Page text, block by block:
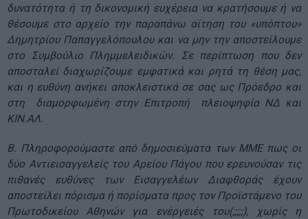
δυνατότητα ή τη δικονομική ευχέρεια να κρατήσουμε ή να
θέσουμε στο αρχείο την παραπάνω αίτηση του «υπόπτου»
Δημητρίου Παπαγγελόπουλου και να μην την αποστείλουμε
στο Συμβούλιο Πλημμελειδικών. Σε περίπτωση που δεν
αποσταλεί διαχωρίζουμε εμφατικά και ρητά τη θέση μας,
και η ευθύνη ανήκει αποκλειστικά σε σας ως Πρόεδρο και
στη διαμορφωμένη στην Επιτροπή πλειοψηφία ΝΔ και
ΚΙΝ.ΑΛ.
Β. Πληροφορούμαστε από δημοσιεύματα των ΜΜΕ πως οι
δύο Αντιεισαγγελείς του Αρείου Πάγου που ερευνούσαν τις
πιθανές ευθύνες των Εισαγγελέων Διαφθοράς έχουν
αποστείλει πόρισμα ή πορίσματα προς τον Προϊστάμενο του
Πρωτοδικείου Αθηνών για ενέργειές του(;;;;;), χωρίς η